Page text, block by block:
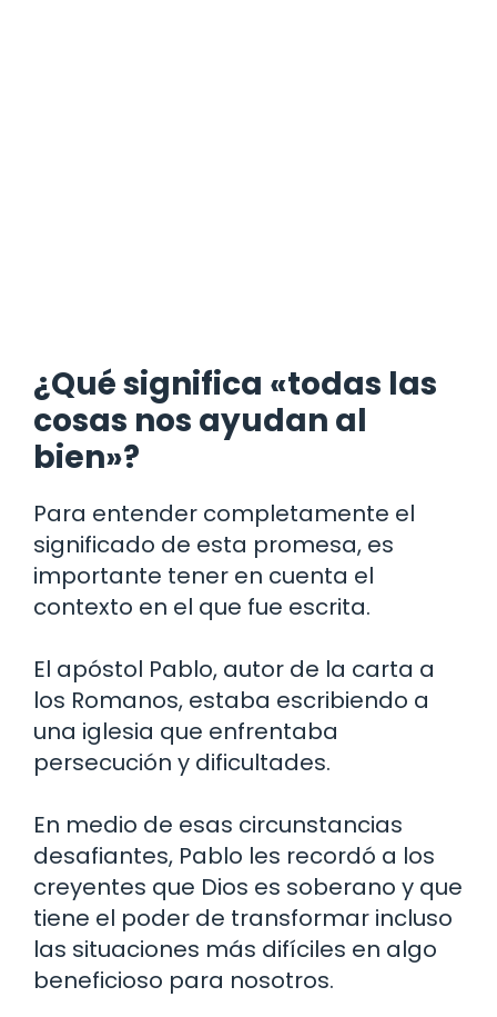
¿Qué significa «todas las
cosas nos ayudan al
bien»?
Para entender completamente el
significado de esta promesa, es
importante tener en cuenta el
contexto en el que fue escrita.
El apóstol Pablo, autor de la carta a
los Romanos, estaba escribiendo a
una iglesia que enfrentaba
persecución y dificultades.
En medio de esas circunstancias
desafiantes, Pablo les recordó a los
creyentes que Dios es soberano y que
tiene el poder de transformar incluso
las situaciones más difíciles en algo
beneficioso para nosotros.